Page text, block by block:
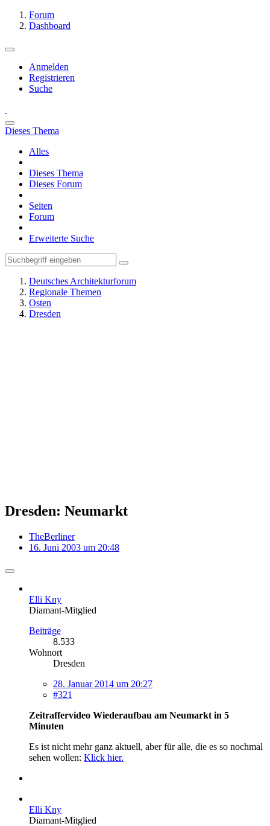
Forum
Dashboard
Anmelden
Registrieren
Suche
Dieses Thema
Alles
Dieses Thema
Dieses Forum
Seiten
Forum
Erweiterte Suche
Deutsches Architekturforum
Regionale Themen
Osten
Dresden
Dresden: Neumarkt
TheBerliner
16. Juni 2003 um 20:48
Elli Kny
Diamant-Mitglied
Beiträge
8.533
Wohnort
Dresden
28. Januar 2014 um 20:27
#321
Zeitraffervideo Wiederaufbau am Neumarkt in 5
Minuten
Es ist nicht mehr ganz aktuell, aber für alle, die es so nochmal
sehen wollen: Klick hier.
Elli Kny
Diamant-Mitglied